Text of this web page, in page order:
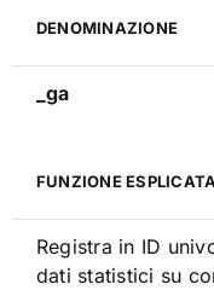
DENOMINAZIONE
_ga
FUNZIONE ESPLICATA
Registra in ID
dati statistici su